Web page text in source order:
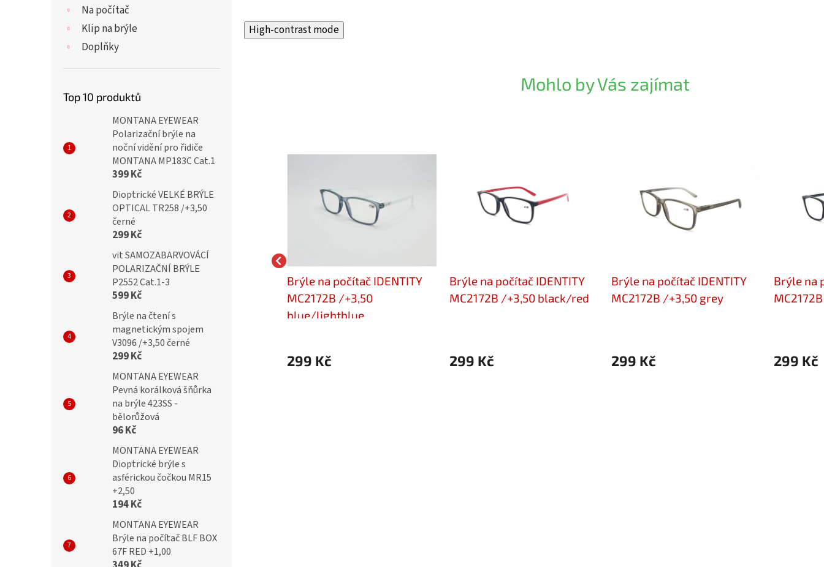
Na počítač
Klip na brýle
Doplňky
Top 10 produktů
MONTANA EYEWEAR
Polarizační brýle na
noční vidění pro řidiče
MONTANA MP183C Cat.1
399 Kč
Dioptrické VELKÉ BRÝLE
OPTICAL TR258 /+3,50
černé
299 Kč
vit SAMOZABARVOVÁCÍ
POLARIZAČNÍ BRÝLE
P2552 Cat.1-3
599 Kč
Brýle na čtení s
magnetickým spojem
V3096 /+3,50 černé
299 Kč
MONTANA EYEWEAR
Pevná korálková šňůrka
na brýle 423SS -
bělorůžová
96 Kč
MONTANA EYEWEAR
Dioptrické brýle s
asférickou čočkou MR15
+2,50
194 Kč
MONTANA EYEWEAR
Brýle na počítač BLF BOX
67F RED +1,00
High-contrast mode
Mohlo by Vás zajímat
počítač IDENTITY
Brýle na počítač IDENTITY
MC2176B /+3,50 red
374 Kč
Brýle na počítač IDENTITY
MC2172B /+3,50
blue/lightblue
299 Kč
Brýle na počítač IDENTITY
MC2172B /+3,50 black/red
299 Kč
Brýle na počítač IDENTITY
MC2172B /+3,50 grey
299 Kč
Brýle na
299 Kč